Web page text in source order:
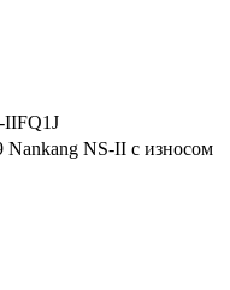
IIFQ1J
NS-II с износом